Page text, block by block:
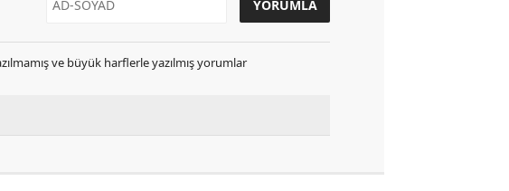
ve büyük harflerle yazılmış yorumlar